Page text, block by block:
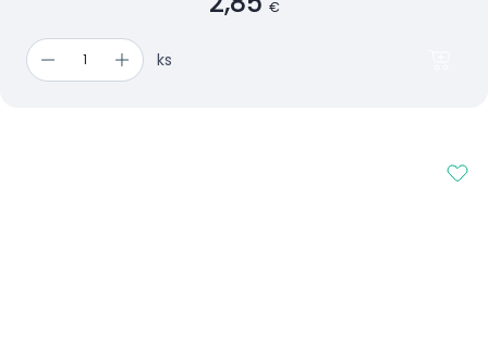
€
ks